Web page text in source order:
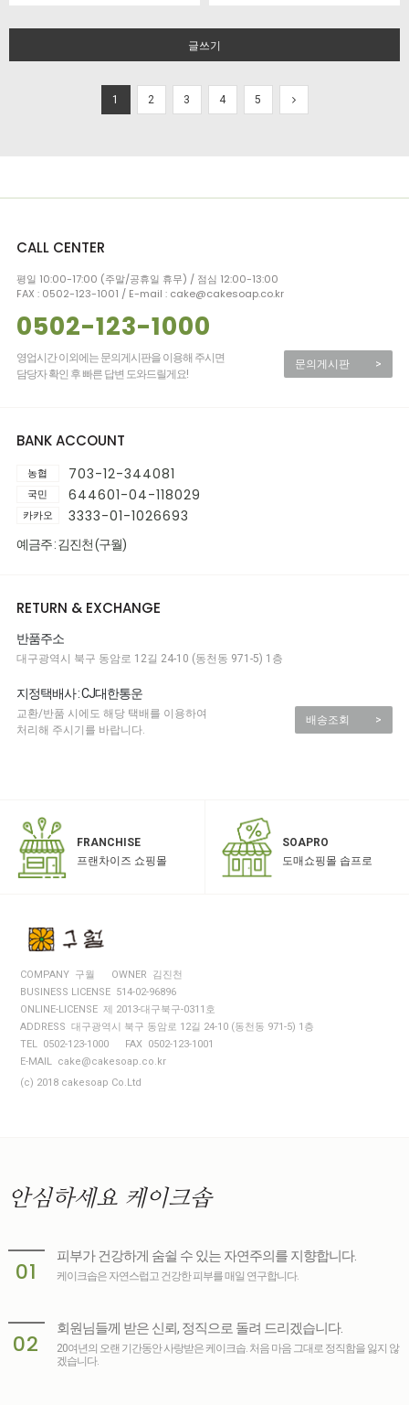
글쓰기
1 2 3 4 5
CALL CENTER
평일 10:00-17:00 (주말/공휴일 휴무) / 점심 12:00-13:00
FAX : 0502-123-1001 / E-mail : cake@cakesoap.co.kr
0502-123-1000
영업시간 이외에는 문의게시판을 이용해 주시면
담당자 확인 후 빠른 답변 도와드릴게요!
문의게시판 >
BANK ACCOUNT
농협 703-12-344081
국민 644601-04-118029
카카오 3333-01-1026693
예금주 : 김진천 (구월)
RETURN & EXCHANGE
반품주소
대구광역시 북구 동암로 12길 24-10 (동천동 971-5) 1층
지정택배사 : CJ대한통운
교환/반품 시에도 해당 택배를 이용하여
처리해 주시기를 바랍니다.
배송조회 >
FRANCHISE
프랜차이즈 쇼핑몰
SOAPRO
도매쇼핑몰 솝프로
COMPANY 구월
OWNER 김진천
BUSINESS LICENSE 514-02-96896
ONLINE-LICENSE 제 2013-대구북구-0311호
ADDRESS 대구광역시 북구 동암로 12길 24-10 (동천동 971-5) 1층
TEL 0502-123-1000
FAX 0502-123-1001
E-MAIL cake@cakesoap.co.kr
(c) 2018 cakesoap Co.Ltd
안심하세요 케이크솝
01
피부가 건강하게 숨쉴 수 있는 자연주의를 지향합니다.
케이크솝은 자연스럽고 건강한 피부를 매일 연구합니다.
02
회원님들께 받은 신뢰, 정직으로 돌려 드리겠습니다.
20여년의 오랜 기간동안 사랑받은 케이크솝. 처음 마음 그대로 정직함을 잃지 않
겠습니다.